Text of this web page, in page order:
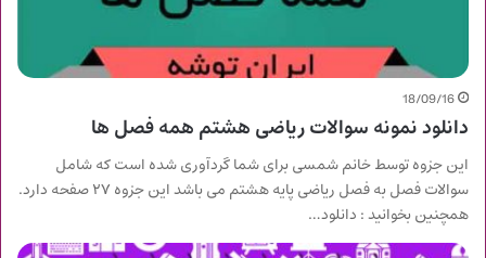
18/09/16
دانلود نمونه سوالات ریاضی هشتم همه فصل ها
این جزوه توسط خانم شمسی برای شما گردآوری شده است که شامل
سوالات فصل به فصل ریاضی پایه هشتم می باشد این جزوه ۲۷ صفحه دارد.
همچنین بخوانید : دانلود…